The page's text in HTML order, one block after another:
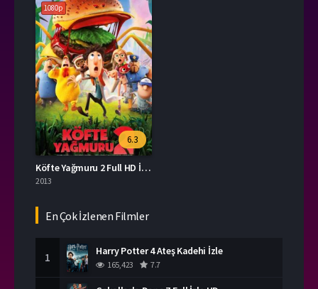
1080p
6.3
Köfte Yağmuru 2 Full HD İzle
2013
En Çok İzlenen Filmler
1 Harry Potter 4 Ateş Kadehi İzle
165,423 7.7